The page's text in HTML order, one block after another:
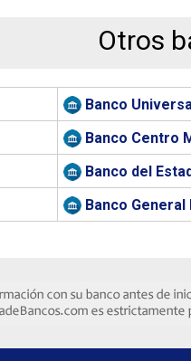
Otros
Banco
Banco Centro
Banco del
Banco General